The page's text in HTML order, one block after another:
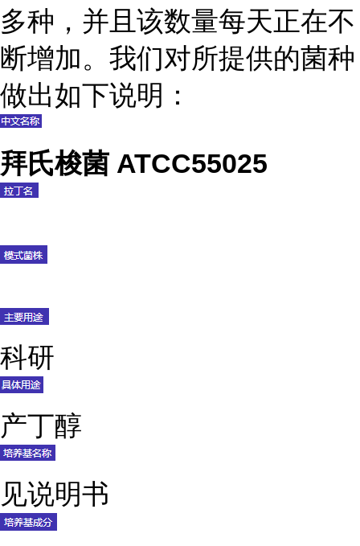
多种，并且该数量每天正在不
断增加。我们对所提供的菌种
做出如下说明：
拜氏梭菌 ATCC55025
科研
产丁醇
见说明书